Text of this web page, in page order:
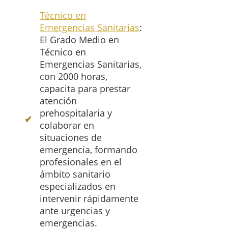
Técnico en
Emergencias Sanitarias:
El Grado Medio en
Técnico en
Emergencias Sanitarias,
con 2000 horas,
capacita para prestar
atención
prehospitalaria y
colaborar en
situaciones de
emergencia, formando
profesionales en el
ámbito sanitario
especializados en
intervenir rápidamente
ante urgencias y
emergencias.